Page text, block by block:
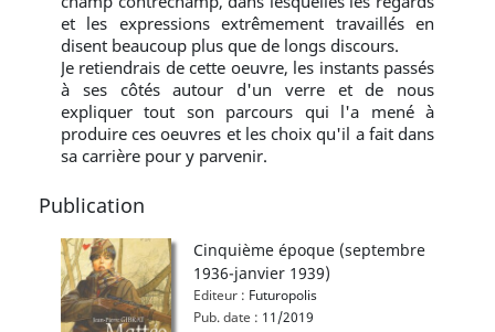
et les expressions extrêmement travaillés en
disent beaucoup plus que de longs discours.
Je retiendrais de cette oeuvre, les instants passés
à ses côtés autour d'un verre et de nous
expliquer tout son parcours qui l'a mené à
produire ces oeuvres et les choix qu'il a fait dans
sa carrière pour y parvenir.
Publication
Cinquième époque (septembre
1936-janvier 1939)
Editeur : Futuropolis
Pub. date : 11/2019